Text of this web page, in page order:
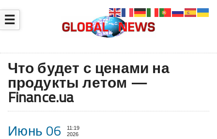
☰
Что будет с ценами на
продукты летом —
Finance.ua
Июнь 06
11:19
2026